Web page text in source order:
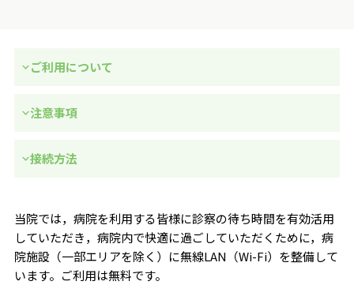
ご利用について
注意事項
接続方法
当院では，病院を利用する皆様に診察の待ち時間を有効活用
していただき，病院内で快適に過ごしていただくために，病
院施設（一部エリアを除く）に無線LAN（Wi-Fi）を整備して
います。ご利用は無料です。